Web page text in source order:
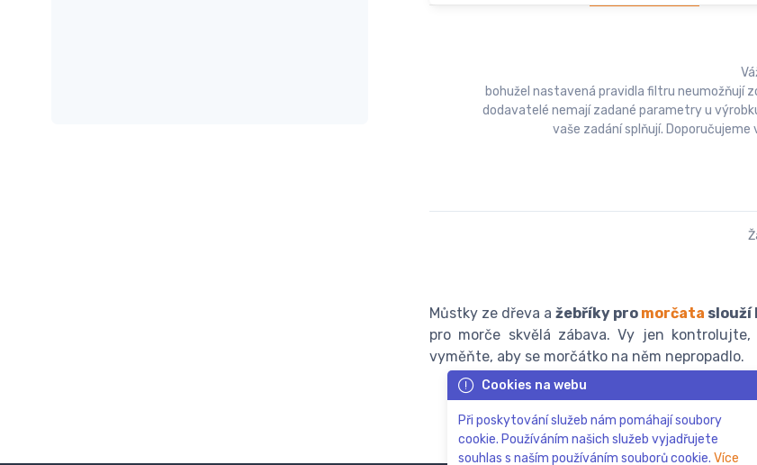
bohužel nastavená pravidla filtru neumožňují
dodavatelé nemají zadané parametry u
vaše zadání splňují.
Můstky ze dřeva a žebříky pro morčata slouží
pro morče skvělá zábava. Vy jen
vyměňte, aby se morčátko na něm nepropadlo.
Cookies na webu
Při poskytování služeb nám pomáhají soubory
cookie. Používáním našich služeb vyjadřujete
souhlas s naším používáním souborů cookie. Více